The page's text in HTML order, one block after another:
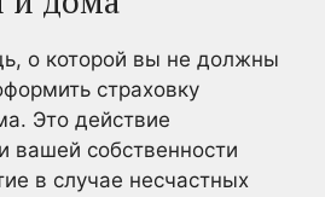
о которой вы не должны
страховку
Это действие
вашей собственности
в случае несчастных